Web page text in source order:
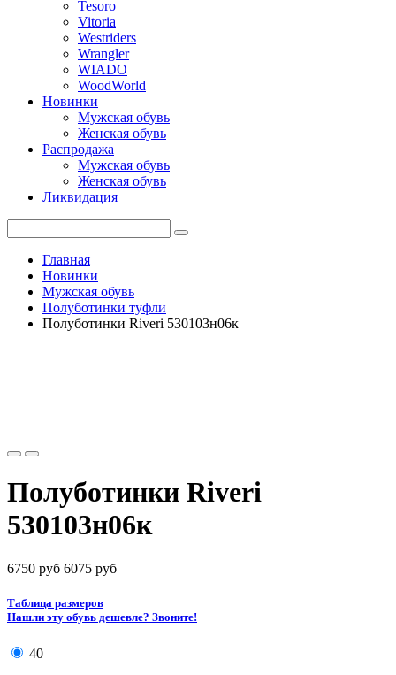
Tesoro
Vitoria
Westriders
Wrangler
WIADO
WoodWorld
Новинки
Мужская обувь
Женская обувь
Распродажа
Мужская обувь
Женская обувь
Ликвидация
Главная
Новинки
Мужская обувь
Полуботинки туфли
Полуботинки Riveri 530103н06к
Полуботинки Riveri
530103н06к
6750 руб 6075 руб
Таблица размеров
Нашли эту обувь дешевле? Звоните!
40